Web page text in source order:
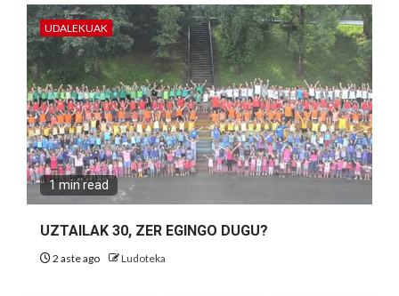
UDALEKUAK
1 min read
UZTAILAK 30, ZER EGINGO DUGU?
2 aste ago Ludoteka